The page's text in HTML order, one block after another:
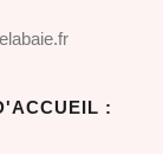
: